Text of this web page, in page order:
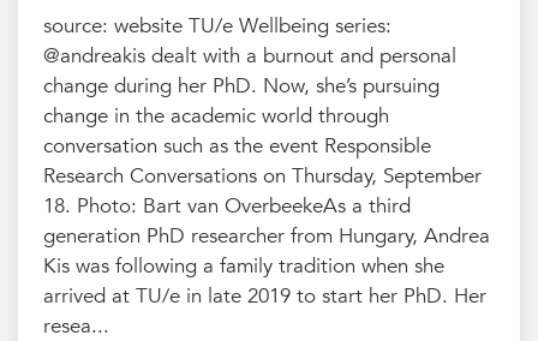
source: website TU/e Wellbeing series:
@andreakis dealt with a burnout and personal
change during her PhD. Now, she’s pursuing
change in the academic world through
conversation such as the event Responsible
Research Conversations on Thursday, September
18. Photo: Bart van OverbeekeAs a third
generation PhD researcher from Hungary, Andrea
Kis was following a family tradition when she
arrived at TU/e in late 2019 to start her PhD. Her
resea...